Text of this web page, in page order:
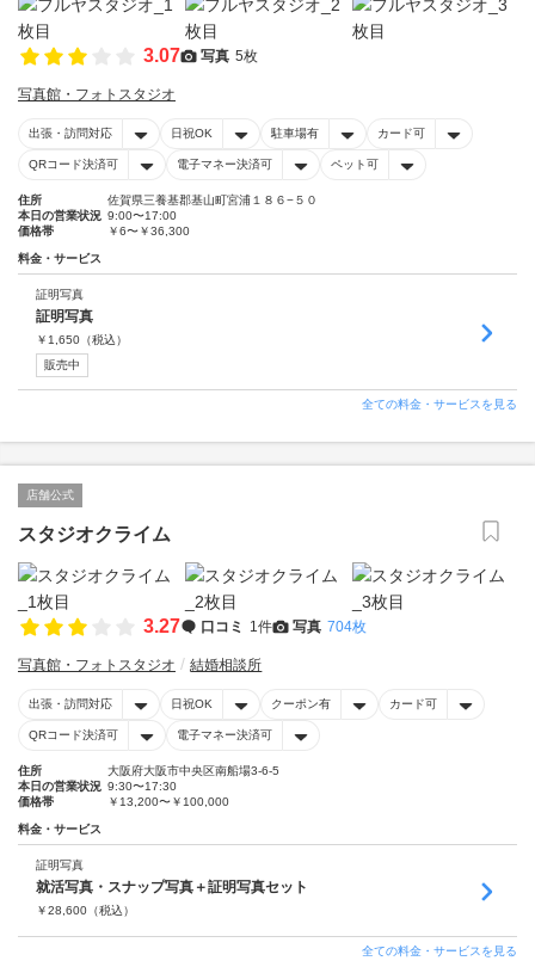
3.07 写真 5枚
写真館・フォトスタジオ
出張・訪問対応 日祝OK 駐車場有 カード可
QRコード決済可 電子マネー決済可 ペット可
住所
佐賀県三養基郡基山町宮浦１８６−５０
本日の営業状況 9:00〜17:00
価格帯
￥6〜￥36,300
料金・サービス
証明写真
証明写真
￥ 1,650 （税込）
販売中
全ての料金・サービスを見る
店舗公式
スタジオクライム
3.27 口コミ 1件 写真 704枚
写真館・フォトスタジオ 結婚相談所
出張・訪問対応 日祝OK クーポン有 カード可
QRコード決済可 電子マネー決済可
住所
大阪府大阪市中央区南船場3-6-5
本日の営業状況 9:30〜17:30
価格帯
￥13,200〜￥100,000
料金・サービス
証明写真
就活写真・スナップ写真＋証明写真セット
￥28,600 （税込）
全ての料金・サービスを見る